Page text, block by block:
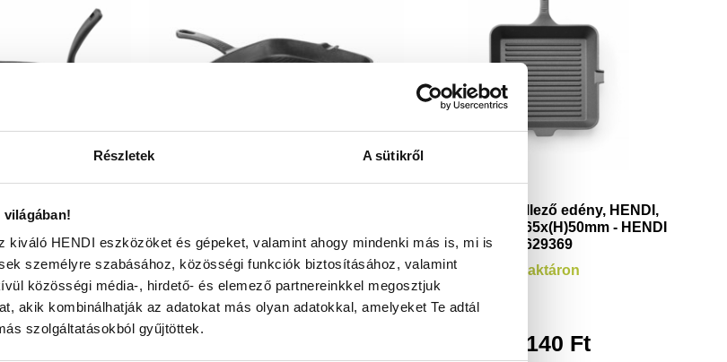
Részletek A sütikről
világában!
kiváló HENDI eszközöket és gépeket, valamint ahogy mindenki más is, mi is
személyre szabásához, közösségi funkciók biztosításához, valamint
közösségi média-, hirdető- és elemező partnereinkkel megosztjuk
akik kombinálhatják az adatokat más olyan adatokkal, amelyeket Te adtál
szolgáltatásokból gyűjtöttek.
fabéléssel és
Fekete,
- HENDI 629383
Raktáron
Öntöttvas grillező edény, HENDI,
Fekete, 265x265x(H)50mm - HENDI
629369
Raktáron
8.140 Ft